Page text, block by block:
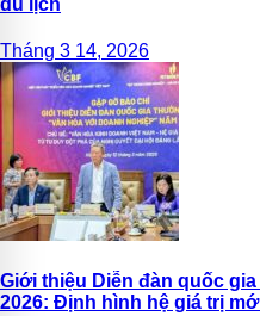
Tháng 3 14, 2026
Giới thiệu Diễn đàn quốc
2026: Định hình hệ giá trị